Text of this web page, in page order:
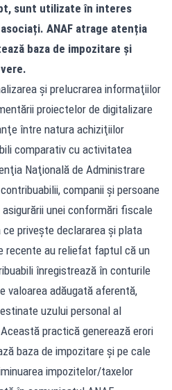
sunt utilizate în interes
ANAF atrage atenția
baza de impozitare și
şi prelucrarea informaţiilor
proiectelor de digitalizare
între natura achiziţiilor
comparativ cu activitatea
Naţională de Administrare
companii şi persoane
unei conformări fiscale
priveşte declararea şi plata
recente au reliefat faptul că un
înregistrează în conturile
valoarea adăugată aferentă,
uzului personal al
practică generează erori
baza de impozitare şi pe cale
impozitelor/taxelor